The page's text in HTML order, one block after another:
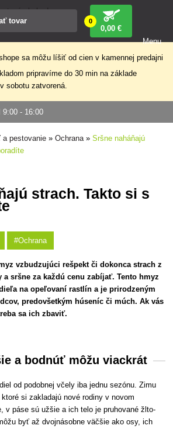
sa môžu líšiť od cien v kamennej predajni
pripravíme do 30 min na základe
sobotu zatvorená.
9:00 - 16:00
0
0,00 €
Menu
pestovanie »Ochrana»Sršne naháňajú
strach. Takto si s
#Ochrana
vzbudzujúci rešpekt či dokonca strach z
a sršne za každú cenu zabíjať. Tento hmyz
na opeľovaní rastlín a je prirodzeným
predovšetkým húseníc či múch. Ak vás
sa ich zbaviť.
a bodnúť môžu viackrát
od podobnej včely iba jednu sezónu. Zimu
si zakladajú nové rodiny v novom
v páse sú užšie a ich telo je pruhované žlto-
byť až dvojnásobne väčšie ako osy, ich